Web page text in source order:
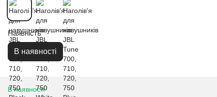
Наявність
В наявності
В наявності